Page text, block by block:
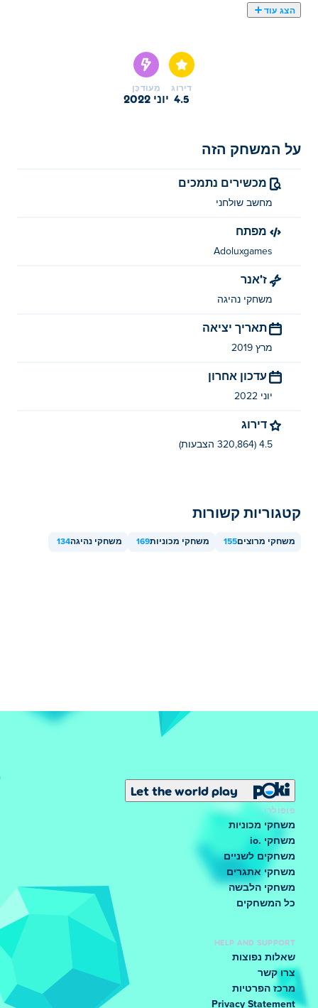
הצג עוד
דירוג
4.5
מְעוּדכָּן
יוני 2022
על המשחק הזה
מכשירים נתמכים
מחשב שולחני
מפתח
Adoluxgames
ז'אנר
משחקי נהיגה
תאריך יציאה
מרץ 2019
עדכון אחרון
יוני 2022
דירוג
4.5 (320,864 הצבעות)
קטגוריות קשורות
משחקי מרוצים155 משחקי מכוניות169 משחקי נהיגה134
Let the world play
פופולרי
משחקי מכוניות
משחקי .io
משחקים לשניים
משחקי אתגרים
משחקי הלבשה
כל המשחקים
HELP AND SUPPORT
שאלות נפוצות
צרו קשר
מרכז הפרטיות
Privacy Statement